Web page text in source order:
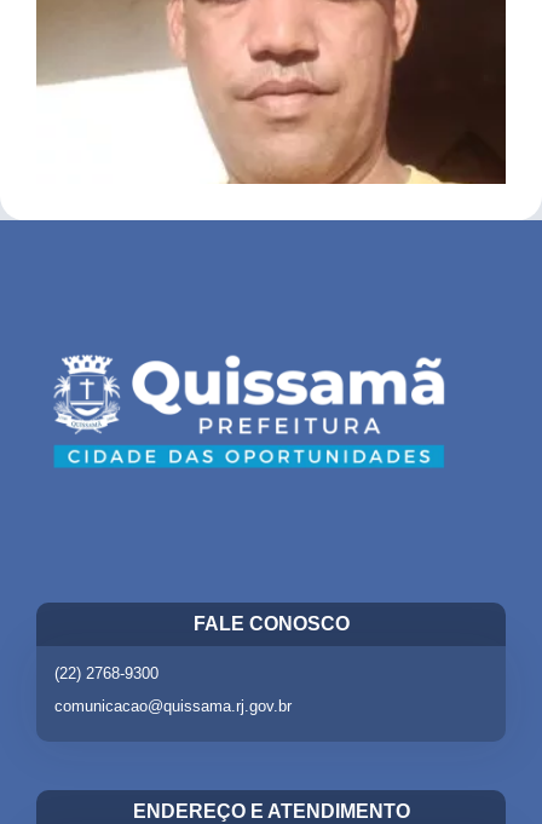
FALE CONOSCO
(22) 2768-9300
comunicacao@quissama.rj.gov.br
ENDEREÇO E ATENDIMENTO